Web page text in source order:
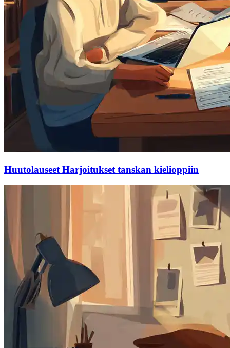
Huutolauseet Harjoitukset tanskan kielioppiin